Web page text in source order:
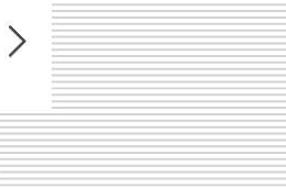
Por que não se deve
rotular seus filhos?